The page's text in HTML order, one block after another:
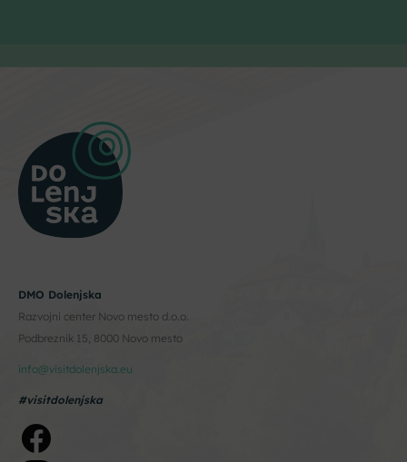
DMO Dolenjska
Razvojni center Novo mesto d.o.o.
Podbreznik 15, 8000 Novo mesto
info@visitdolenjska.eu
#visitdolenjska